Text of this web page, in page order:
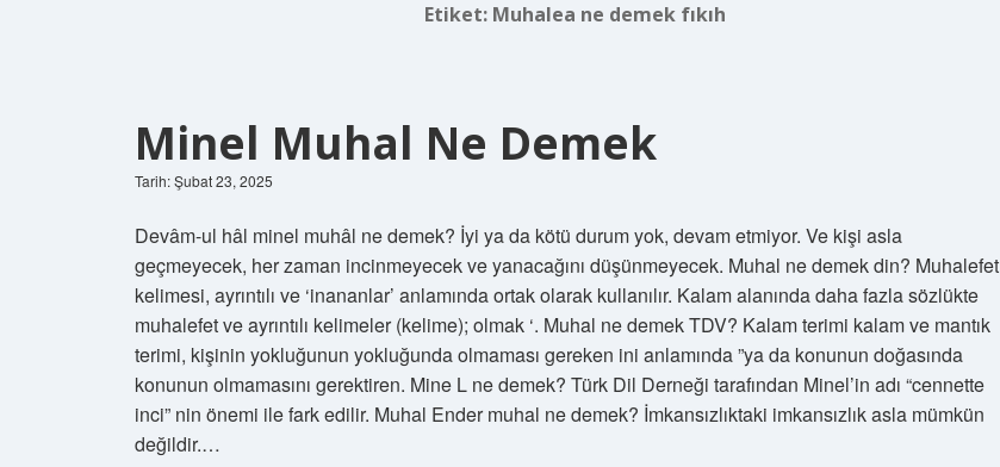
Etiket: Muhalea ne demek fıkıh
Minel Muhal Ne Demek
Tarih: Şubat 23, 2025
Devâm-ul hâl minel muhâl ne demek? İyi ya da kötü durum yok, devam etmiyor. Ve kişi asla
geçmeyecek, her zaman incinmeyecek ve yanacağını düşünmeyecek. Muhal ne demek din? Muhalefet
kelimesi, ayrıntılı ve ‘inananlar’ anlamında ortak olarak kullanılır. Kalam alanında daha fazla sözlükte
muhalefet ve ayrıntılı kelimeler (kelime); olmak ‘. Muhal ne demek TDV? Kalam terimi kalam ve mantık
terimi, kişinin yokluğunun yokluğunda olmaması gereken ini anlamında ”ya da konunun doğasında
konunun olmamasını gerektiren. Mine L ne demek? Türk Dil Derneği tarafından Minel’in adı “cennette
inci” nin önemi ile fark edilir. Muhal Ender muhal ne demek? İmkansızlıktaki imkansızlık asla mümkün
değildir.…